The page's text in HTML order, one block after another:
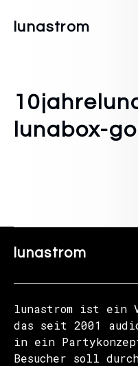
lunastrom
lunabox-
lunastrom
lunastrom ist ein
das seit 2001
in ein
Besucher soll